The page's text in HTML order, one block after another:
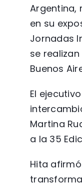
Argentina,
en su
Jornadas
se
Buenos
El
Martina
a la 35
Hita